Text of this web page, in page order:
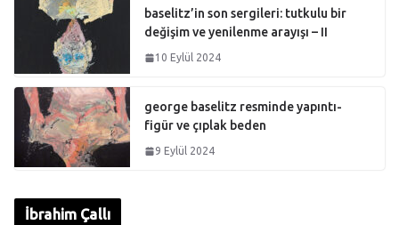
baselitz’in son sergileri: tutkulu bir
değişim ve yenilenme arayışı – II
10 Eylül 2024
george baselitz resminde yapıntı-
figür ve çıplak beden
9 Eylül 2024
İbrahim Çallı